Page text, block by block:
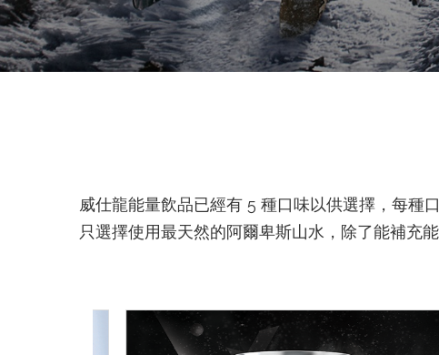
威仕龍能量飲品已經有 5 種口味以供選擇，每種
只選擇使用最天然的阿爾卑斯山水，除了能補充